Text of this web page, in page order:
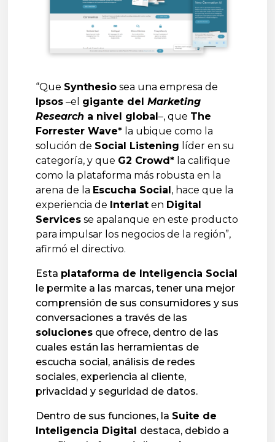
“Que Synthesio sea una empresa de
Ipsos –el gigante delMarketing
Research a nivel global–, que The
Forrester Wave* la ubique como la
solución de Social Listening líder en su
categoría, y que G2 Crowd* la califique
como la plataforma más robusta en la
arena de la Escucha Social, hace que la
experiencia de Interlat en Digital
Services se apalanque en este producto
para impulsar los negocios de la región”,
afirmó el directivo.
Esta plataforma de Inteligencia Social
le permite a las marcas, tener una mejor
comprensión de sus consumidores y sus
conversaciones a través de las
soluciones que ofrece, dentro de las
cuales están las herramientas de
escucha social, análisis de redes
sociales, experiencia al cliente,
privacidad y seguridad de datos.
Dentro de sus funciones, la Suite de
Inteligencia Digital destaca, debido a